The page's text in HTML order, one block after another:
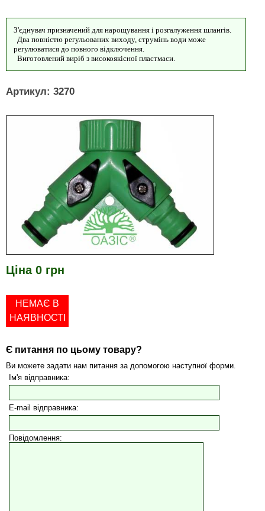
З'єднувач призначений для нарощування і розгалуження шлангів.
Два повністю регульованих виходу, струмінь води може
регулюватися до повного відключення.
Виготовлений виріб з високоякісної пластмаси.
Артикул: 3270
Ціна 0 грн
НЕМАЄ В
НАЯВНОСТІ
Є питання по цьому товару?
Ви можете задати нам питання за допомогою наступної форми.
Ім'я відправника:
E-mail відправника:
Повідомлення: